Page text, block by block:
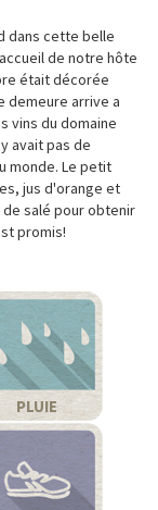
dans cette belle
de notre hôte
était décorée
demeure arrive a
vins du domaine
avait pas de
monde. Le petit
jus d'orange et
salé pour obtenir
promis!
PLUIE